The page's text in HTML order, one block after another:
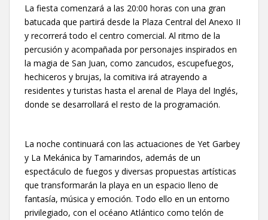
La fiesta comenzará a las 20:00 horas con una gran
batucada que partirá desde la Plaza Central del Anexo II
y recorrerá todo el centro comercial. Al ritmo de la
percusión y acompañada por personajes inspirados en
la magia de San Juan, como zancudos, escupefuegos,
hechiceros y brujas, la comitiva irá atrayendo a
residentes y turistas hasta el arenal de Playa del Inglés,
donde se desarrollará el resto de la programación.
La noche continuará con las actuaciones de Yet Garbey
y La Mekánica by Tamarindos, además de un
espectáculo de fuegos y diversas propuestas artísticas
que transformarán la playa en un espacio lleno de
fantasía, música y emoción. Todo ello en un entorno
privilegiado, con el océano Atlántico como telón de